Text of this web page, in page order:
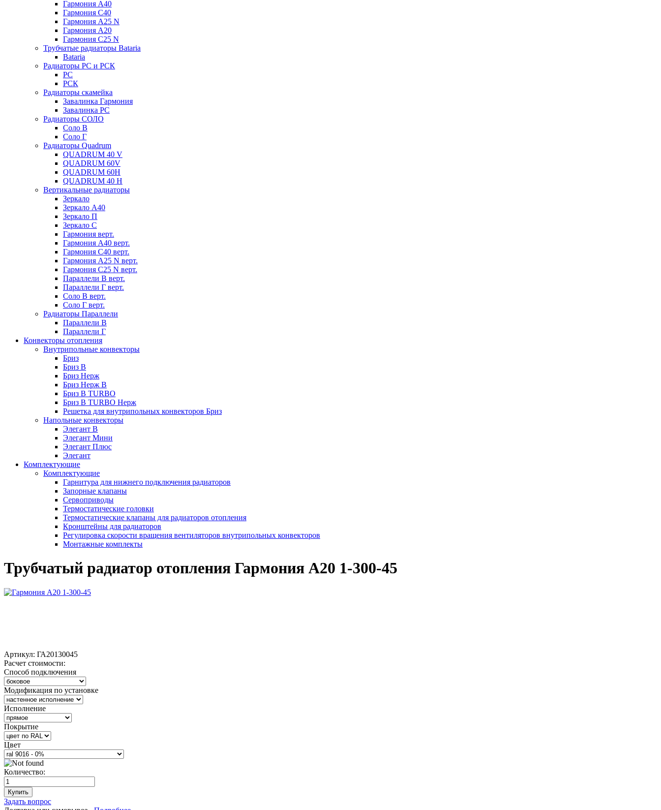
Гармония А40
Гармония С40
Гармония А25 N
Гармония А20
Гармония С25 N
Трубчатые радиаторы Bataria
Bataria
Радиаторы РС и РСК
РС
РСК
Радиаторы скамейка
Завалинка Гармония
Завалинка РС
Радиаторы СОЛО
Соло В
Соло Г
Радиаторы Quadrum
QUADRUM 40 V
QUADRUM 60V
QUADRUM 60H
QUADRUM 40 H
Вертикальные радиаторы
Зеркало
Зеркало А40
Зеркало П
Зеркало С
Гармония верт.
Гармония А40 верт.
Гармония С40 верт.
Гармония А25 N верт.
Гармония С25 N верт.
Параллели В верт.
Параллели Г верт.
Соло В верт.
Соло Г верт.
Радиаторы Параллели
Параллели В
Параллели Г
Конвекторы отопления
Внутрипольные конвекторы
Бриз
Бриз В
Бриз Нерж
Бриз Нерж В
Бриз В TURBO
Бриз В TURBO Нерж
Решетка для внутрипольных конвекторов Бриз
Напольные конвекторы
Элегант В
Элегант Мини
Элегант Плюс
Элегант
Комплектующие
Комплектующие
Гарнитура для нижнего подключения радиаторов
Запорные клапаны
Сервоприводы
Термостатические головки
Термостатические клапаны для радиаторов отопления
Кронштейны для радиаторов
Регулировка скорости вращения вентиляторов внутрипольных конвекторов
Монтажные комплекты
Трубчатый радиатор отопления Гармония А20 1-300-45
Артикул: ГА20130045
Расчет стоимости:
Способ подключения
Модификация по установке
Исполнение
Покрытие
Цвет
Количество:
Купить
Задать вопрос